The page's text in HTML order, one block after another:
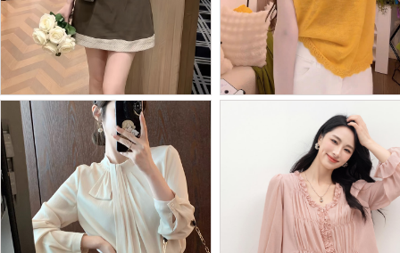
BY29910# 休闲风绿色波...
Batch Price： ￥77
BY29909# 独特漂亮夏季...
￥47